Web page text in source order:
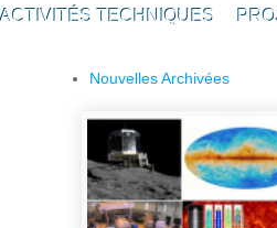
ACTIVITÉS TECHNIQUES
Nouvelles Archivées